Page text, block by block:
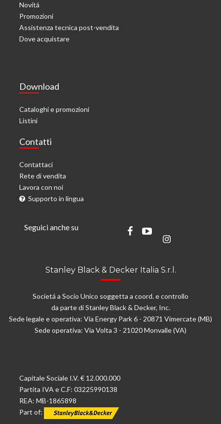
Novitá
Promozioni
Assistenza tecnica post-vendita
Dove acquistare
Download
Cataloghi e promozioni
Listini
Contatti
Contattaci
Rete di vendita
Lavora con noi
Supporto in lingua
Seguici anche su
Stanley Black & Decker Italia S.r.l.
Societá a Socio Unico soggetta a coord. e controllo
da parte di Stanley Black & Decker, Inc.
Sede legale e operativa: Via Energy Park 6 - 20871 Vimercate (MB)
Sede operativa: Via Volta 3 - 21020 Monvalle (VA)
Capitale Sociale I.V. € 12.000.000
Partita IVA e C.F: 03225990138
REA: MB-1865898
Part of: